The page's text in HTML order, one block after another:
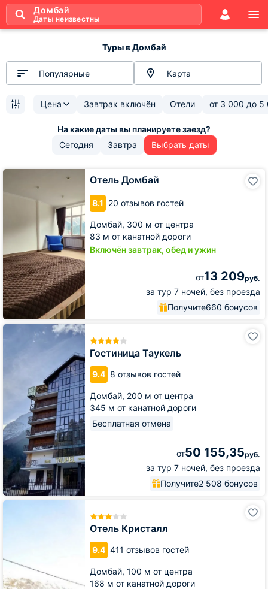
Домбай
Даты неизвестны
Туры в Домбай
Популярные Карта
Цена Завтрак включён Отели от 3 000 до 5
Сегодня Завтра Выбрать даты
Отель Домбай
8.1 20 отзывов гостей
Домбай, 300 м от центра
83 м от канатной дороги
Включён завтрак, обед и ужин
от13 209руб.
за тур 7 ночей, без проезда
Получите660 бонусов
Отель
Гостиница Таукель
9.4 8 отзывов гостей
Домбай, 200 м от центра
345 м от канатной дороги
Бесплатная отмена
от50 155,35руб.
за тур 7 ночей, без проезда
Получите2 508 бонусов
Гостиница
Отель Кристалл
9.4 411 отзывов гостей
Домбай, 100 м от центра
168 м от канатной дороги
Отель